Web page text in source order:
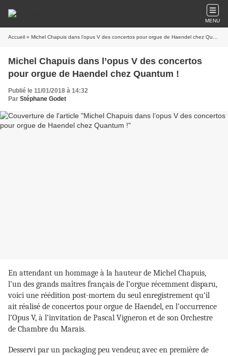
MENU
Accueil » Michel Chapuis dans l’opus V des concertos pour orgue de Haendel chez Quantum !
Michel Chapuis dans l’opus V des concertos
pour orgue de Haendel chez Quantum !
Publié le 11/01/2018 à 14:32
Par Stéphane Godet
En attendant un hommage à la hauteur de Michel Chapuis,
l’un des grands maîtres français de l’orgue récemment disparu,
voici une réédition post-mortem du seul enregistrement qu’il
ait réalisé de concertos pour orgue de Haendel, en l’occurrence
l’Opus V, à l’invitation de Pascal Vigneron et de son Orchestre
de Chambre du Marais.
Desservi par un packaging peu vendeur, avec en première de